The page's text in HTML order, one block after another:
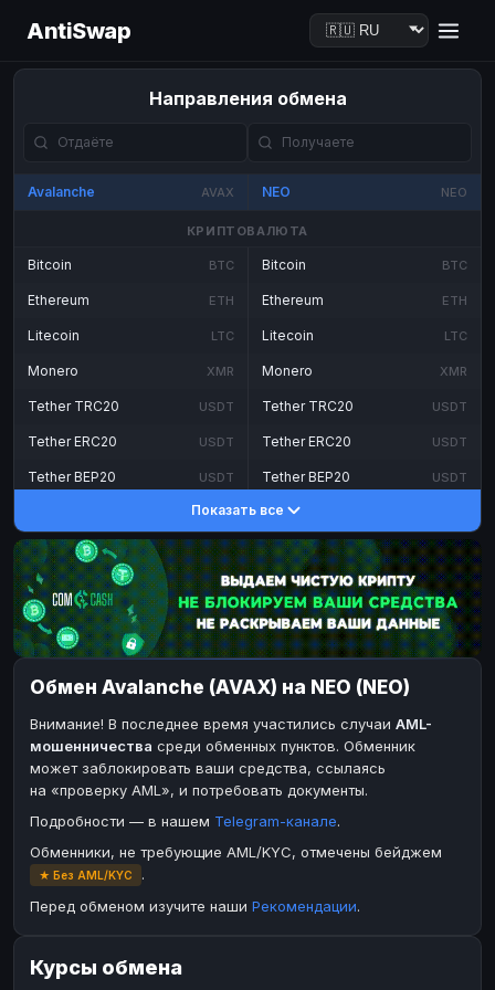
AntiSwap
Направления обмена
Avalanche AVAX NEO NEO
КРИПТОВАЛЮТА
Bitcoin BTC
Ethereum ETH
Litecoin LTC
Monero XMR
Tether TRC20 USDT
Tether ERC20 USDT
Tether BEP20 USDT
DASH
Toncoin TON
Dogecoin DOGE
TRX TRON
Bitcoin Cash BCH
BinanceCoin BEP20
Ether Classic ETC
Ripple XRP
Bitcoin BTC
Ethereum ETH
Litecoin LTC
Monero XMR
Tether TRC20 USDT
Tether ERC20 USDT
Tether BEP20 USDT
DASH
Toncoin TON
Dogecoin DOGE
TRX TRON
Bitcoin Cash BCH
BinanceCoin
Ether Classic
Solana
Ripple
ЭЛЕКТРОННЫЕ ДЕНЬГИ
Paxum
Perfect Money USD
PayPal
Perfect Money
Показать все
Обмен Avalanche (AVAX) на NEO (NEO)
Внимание! В последнее время участились случаи AML-
мошенничества среди обменных пунктов. Обменник
может заблокировать ваши средства, ссылаясь
на «проверку AML», и потребовать документы.
Подробности — в нашем Telegram-канале.
Обменники, не требующие AML/KYC, отмечены бейджем
★ Без AML/KYC
.
Перед обменом изучите наши Рекомендации.
Курсы обмена